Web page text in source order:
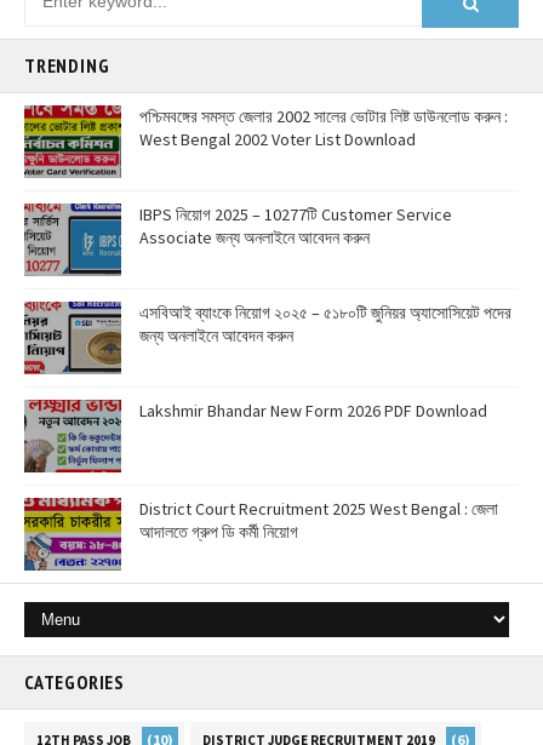
TRENDING
পশ্চিমবঙ্গের সমস্ত জেলার 2002 সালের ভোটার লিষ্ট ডাউনলোড করুন :
West Bengal 2002 Voter List Download
IBPS নিয়োগ 2025 – 10277টি Customer Service
Associate জন্য অনলাইনে আবেদন করুন
এসবিআই ব্যাংকে নিয়োগ ২০২৫ – ৫১৮০টি জুনিয়র অ্যাসোসিয়েট পদের
জন্য অনলাইনে আবেদন করুন
Lakshmir Bhandar New Form 2026 PDF Download
District Court Recruitment 2025 West Bengal : জেলা
আদালতে গ্রুপ ডি কর্মী নিয়োগ
CATEGORIES
12TH PASS JOB (10) DISTRICT JUDGE RECRUITMENT 2019 (6)